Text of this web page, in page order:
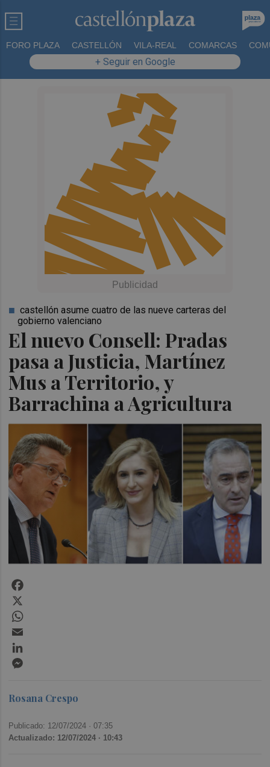
FORO PLAZA CASTELLÓN VILA-REAL COMARCAS
+ Seguir en Google
El nuevo Consell: Pradas
pasa a Justicia, Martínez
Mus a Territorio, y
Barrachina a Agricultura
castellón asume cuatro de las nueve carteras del
gobierno valenciano
Rosana Crespo
Publicado: 12/07/2024 ·07:35
Actualizado: 12/07/2024 · 10:43